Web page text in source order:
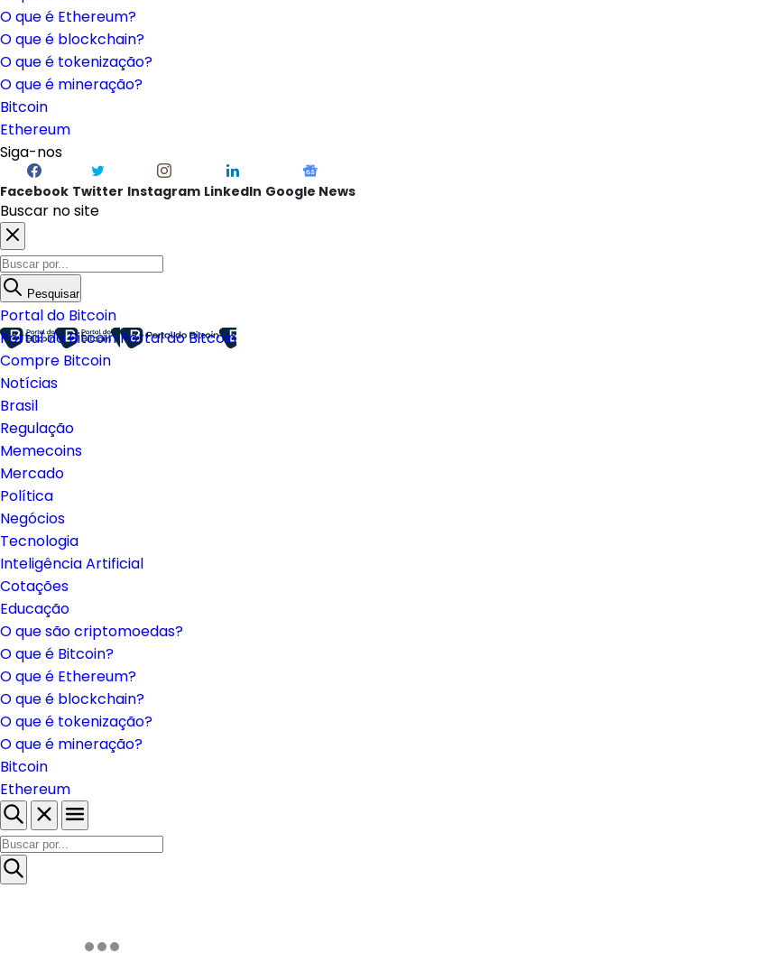
O que é Ethereum?
O que é blockchain?
O que é tokenização?
O que é mineração?
Bitcoin
Ethereum
Siga-nos
Facebook Twitter Instagram LinkedIn Google News
Buscar no site
Pesquisar
Portal do Bitcoin
Portal do BitcoinPortal do Bitcoin
Compre Bitcoin
Notícias
Brasil
Regulação
Memecoins
Mercado
Política
Negócios
Tecnologia
Inteligência Artificial
Cotações
Educação
O que são criptomoedas?
O que é Bitcoin?
O que é Ethereum?
O que é blockchain?
O que é tokenização?
O que é mineração?
Bitcoin
Ethereum